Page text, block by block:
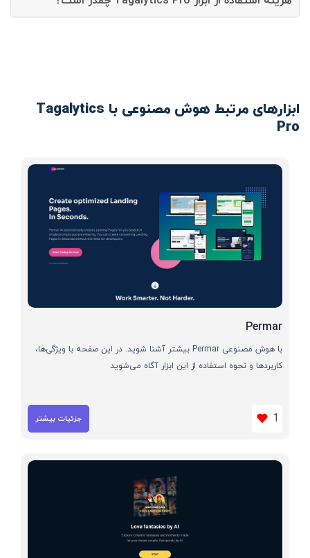
ابزارهای مرتبط هوش مصنوعی با Tagalytics
Pro
Permar
با هوش مصنوعی Permar بیشتر آشنا شوید. در این صفحه با ویژگی‌ها،
کاربردها و نحوه استفاده از این ابزار آگاه می‌شوید
1 جزئیات بیشتر